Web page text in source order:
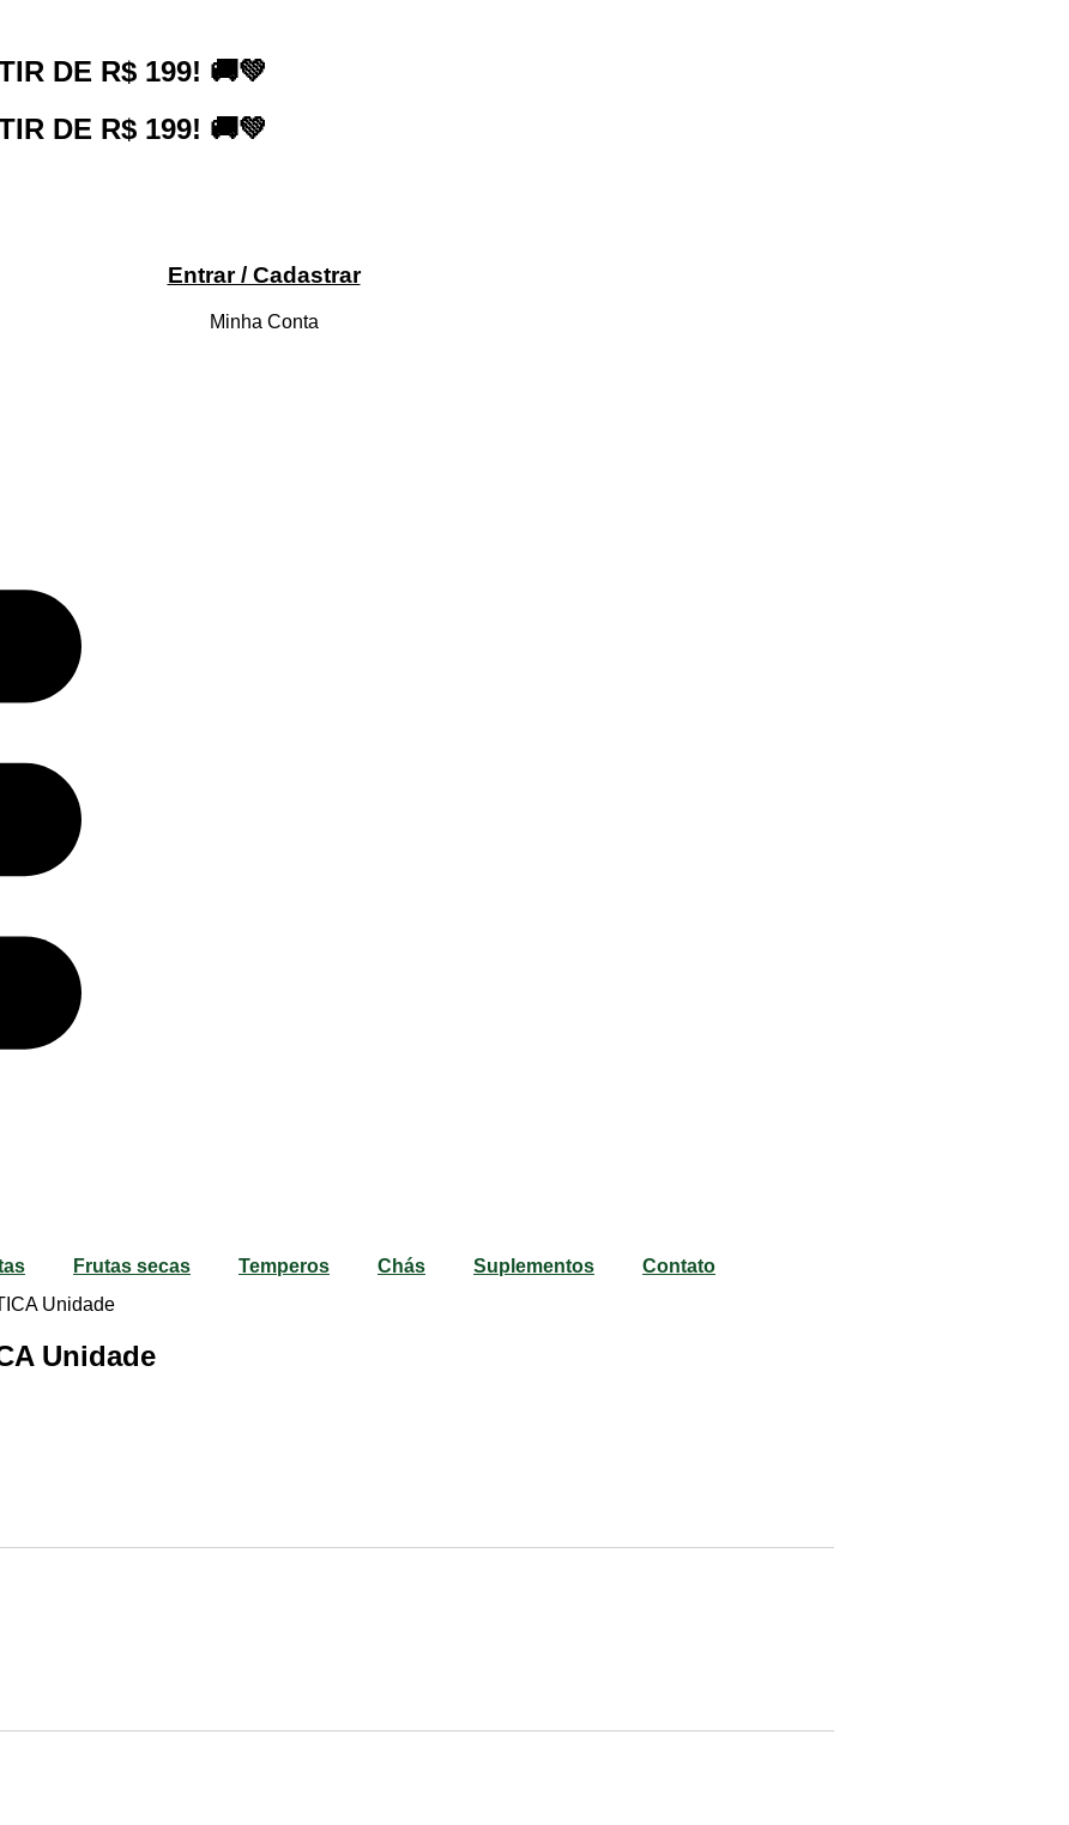
DE R$ 199! 🚚💚
DE R$ 199! 🚚💚
Entrar / Cadastrar
Minha Conta
Frutas secas Temperos Chás Suplementos
Contato
Unidade
Unidade